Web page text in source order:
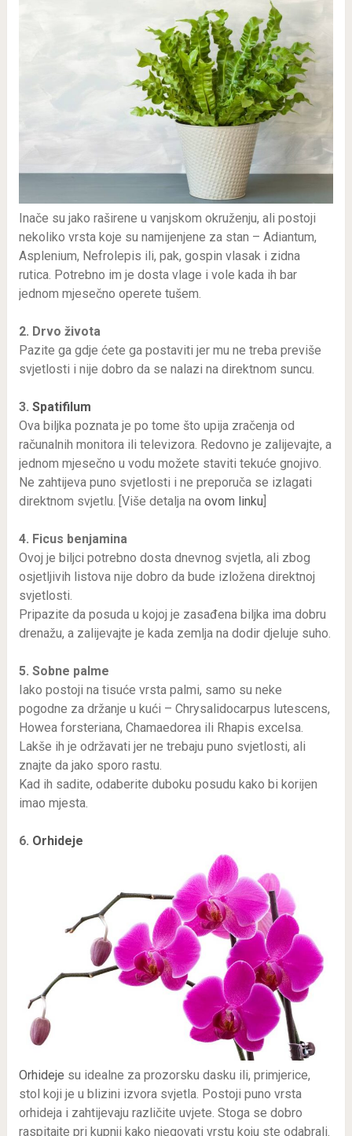
Inače su jako raširene u vanjskom okruženju, ali postoji
nekoliko vrsta koje su namijenjene za stan – Adiantum,
Asplenium, Nefrolepis ili, pak, gospin vlasak i zidna
rutica. Potrebno im je dosta vlage i vole kada ih bar
jednom mjesečno operete tušem.
2. Drvo života
Pazite ga gdje ćete ga postaviti jer mu ne treba previše
svjetlosti i nije dobro da se nalazi na direktnom suncu.
3. Spatifilum
Ova biljka poznata je po tome što upija zračenja od
računalnih monitora ili televizora. Redovno je zalijevajte, a
jednom mjesečno u vodu možete staviti tekuće gnojivo.
Ne zahtijeva puno svjetlosti i ne preporuča se izlagati
direktnom svjetlu. [Više detalja na ovom linku]
4. Ficus benjamina
Ovoj je biljci potrebno dosta dnevnog svjetla, ali zbog
osjetljivih listova nije dobro da bude izložena direktnoj
svjetlosti.
Pripazite da posuda u kojoj je zasađena biljka ima dobru
drenažu, a zalijevajte je kada zemlja na dodir djeluje suho.
5. Sobne palme
Iako postoji na tisuće vrsta palmi, samo su neke
pogodne za držanje u kući – Chrysalidocarpus lutescens,
Howea forsteriana, Chamaedorea ili Rhapis excelsa.
Lakše ih je održavati jer ne trebaju puno svjetlosti, ali
znajte da jako sporo rastu.
Kad ih sadite, odaberite duboku posudu kako bi korijen
imao mjesta.
6. Orhideje
Orhideje su idealne za prozorsku dasku ili, primjerice,
stol koji je u blizini izvora svjetla. Postoji puno vrsta
orhideja i zahtijevaju različite uvjete. Stoga se dobro
raspitajte pri kupnji kako njegovati vrstu koju ste odabrali.